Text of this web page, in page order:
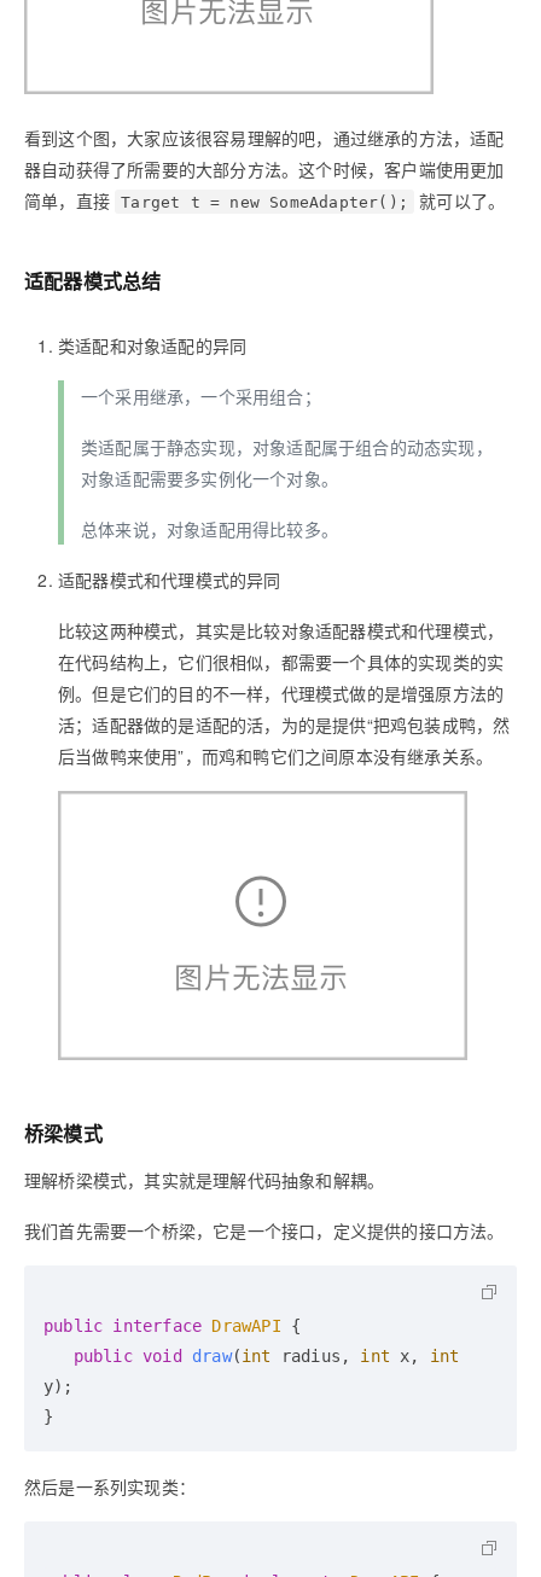
看到这个图，大家应该很容易理解的吧，通过继承的方法，适配
器自动获得了所需要的大部分方法。这个时候，客户端使用更加
简单，直接
Target t = new SomeAdapter(); 就可以了。
适配器模式总结
类适配和对象适配的异同
一个采用继承，一个采用组合；
类适配属于静态实现，对象适配属于组合的动态实现，
对象适配需要多实例化一个对象。
总体来说，对象适配用得比较多。
适配器模式和代理模式的异同
比较这两种模式，其实是比较对象适配器模式和代理模式，
在代码结构上，它们很相似，都需要一个具体的实现类的实
例。但是它们的目的不一样，代理模式做的是增强原方法的
活；适配器做的是适配的活，为的是提供“把鸡包装成鸭，然
后当做鸭来使用”，而鸡和鸭它们之间原本没有继承关系。
桥梁模式
理解桥梁模式，其实就是理解代码抽象和解耦。
我们首先需要一个桥梁，它是一个接口，定义提供的接口方法。
public interface DrawAPI {
public void draw(int radius, int x, int
y) ;
然后是一系列实现类：